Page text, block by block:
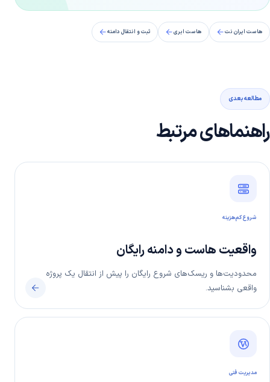
هاست ایران نت هاست ابری ثبت و انتقال دامنه
مطالعه بعدی
راهنماهای مرتبط
شروع کم‌هزینه
واقعیت هاست و دامنه رایگان
محدودیت‌ها و ریسک‌های شروع رایگان را پیش از انتقال یک پروژه
واقعی بشناسید.
مدیریت فنی